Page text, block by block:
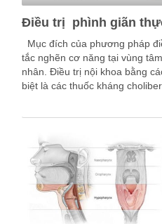
Điều trị phình giãn
Mục đích của phương pháp
tắc nghẽn cơ năng tại vùng
nhân. Điều trị nội khoa bằng
biệt là các thuốc kháng